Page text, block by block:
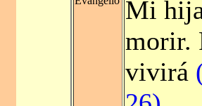
Mi
morir.
vivirá